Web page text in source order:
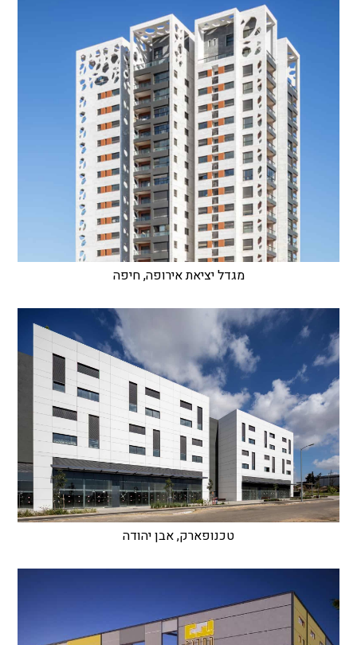
מגדל יציאת אירופה, חיפה
טכנופארק, אבן יהודה